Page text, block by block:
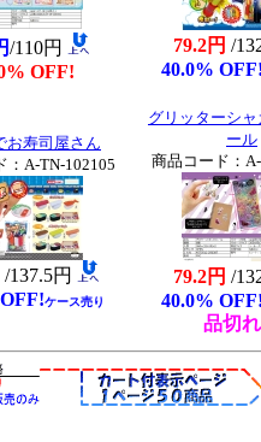
/110円
OFF!
79.2円 /
40.0%
お寿司屋さん
：A-TN-102105
/137.5円
ケース売り
グリッターシ
ール
商品コード：
79.2円 /
40.0%
品切